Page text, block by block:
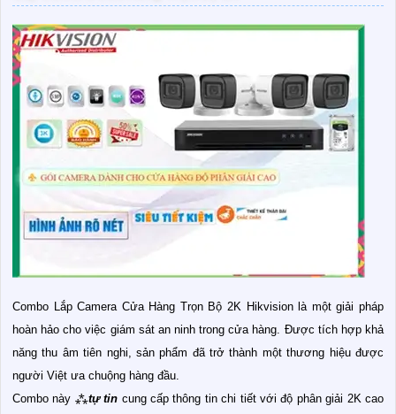
Combo Lắp Camera Cửa Hàng Trọn Bộ 2K Hikvision là một giải pháp
hoàn hảo cho việc giám sát an ninh trong cửa hàng. Được tích hợp khả
năng thu âm tiên nghi, sản phẩm đã trở thành một thương hiệu được
người Việt ưa chuộng hàng đầu.
Combo này ⁂tự tin cung cấp thông tin chi tiết với độ phân giải 2K cao